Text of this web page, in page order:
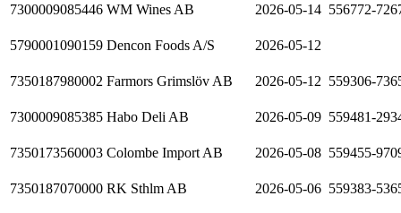
7300009085446 WM Wines AB 2026-05-14 556772-
5790001090159 Dencon Foods A/S 2026-05-12
7350187980002 Farmors Grimslöv AB 2026-05-12 559306-
7300009085385 Habo Deli AB 2026-05-09 559481-
7350173560003 Colombe Import AB 2026-05-08 559455-
7350187070000 RK Sthlm AB 2026-05-06 559383-